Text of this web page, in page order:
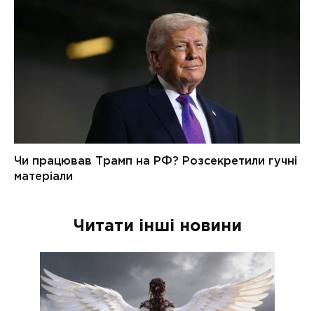
Читати інші новини